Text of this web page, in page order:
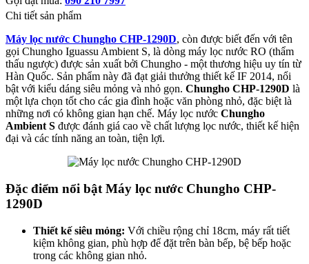
Chi tiết sản phẩm
Máy lọc nước Chungho CHP-1290D, còn được biết đến với tên
gọi Chungho Iguassu Ambient S, là dòng máy lọc nước RO (thẩm
thấu ngược) được sản xuất bởi Chungho - một thương hiệu uy tín từ
Hàn Quốc. Sản phẩm này đã đạt giải thưởng thiết kế IF 2014, nổi
bật với kiểu dáng siêu mỏng và nhỏ gọn. Chungho CHP-1290D là
một lựa chọn tốt cho các gia đình hoặc văn phòng nhỏ, đặc biệt là
những nơi có không gian hạn chế. Máy lọc nước Chungho
Ambient S được đánh giá cao về chất lượng lọc nước, thiết kế hiện
đại và các tính năng an toàn, tiện lợi.
Đặc điểm nổi bật Máy lọc nước Chungho CHP-
1290D
Thiết kế siêu mỏng: Với chiều rộng chỉ 18cm, máy rất tiết
kiệm không gian, phù hợp để đặt trên bàn bếp, bệ bếp hoặc
trong các không gian nhỏ.